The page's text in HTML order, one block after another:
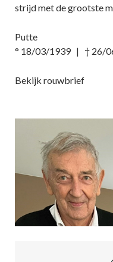
strijd met de grootste
Putte
° 18/03/1939 | † 26/
Bekijk rouwbrief